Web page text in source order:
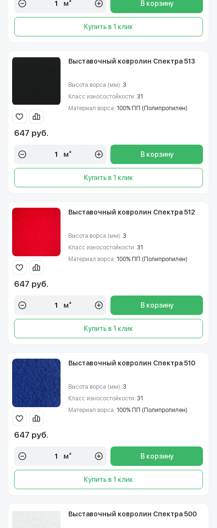
м² В корзину
Купить в 1 клик
Выставочный ковролин Спектра 513
Высота ворса (мм): 3
Класс износостойкости: 31
Материал ворса: 100% ПП (Полипропилен)
647 руб.
м² В корзину
Купить в 1 клик
Выставочный ковролин Спектра 512
Высота ворса (мм): 3
Класс износостойкости: 31
Материал ворса: 100% ПП (Полипропилен)
647 руб.
м² В корзину
Купить в 1 клик
Выставочный ковролин Спектра 510
Высота ворса (мм): 3
Класс износостойкости: 31
Материал ворса: 100% ПП (Полипропилен)
647 руб.
м² В корзину
Купить в 1 клик
Выставочный ковролин Спектра 500